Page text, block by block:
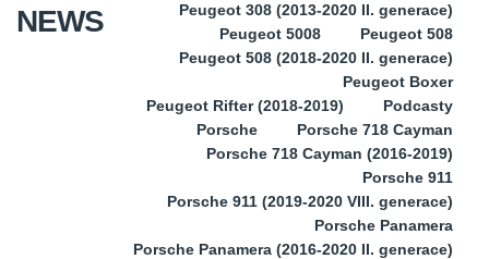
NEWS
Peugeot 308 (2013-2020 II. generace)
Peugeot 5008
Peugeot 508
Peugeot 508 (2018-2020 II. generace)
Peugeot Boxer
Peugeot Rifter (2018-2019)
Podcasty
Porsche
Porsche 718 Cayman
Porsche 718 Cayman (2016-2019)
Porsche 911
Porsche 911 (2019-2020 VIII. generace)
Porsche Panamera
Porsche Panamera (2016-2020 II. generace)